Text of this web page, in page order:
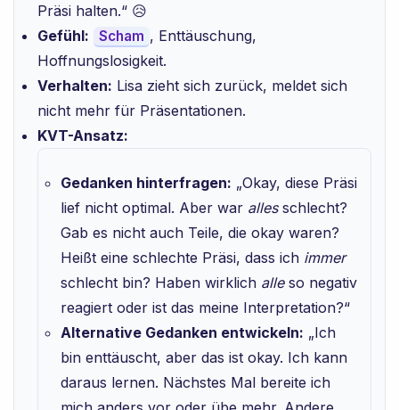
Präsi halten.“ 😥
Gefühl:
Scham , Enttäuschung,
Hoffnungslosigkeit.
Verhalten: Lisa zieht sich zurück, meldet sich
nicht mehr für Präsentationen.
KVT-Ansatz:
Gedanken hinterfragen: „Okay, diese Präsi
lief nicht optimal. Aber war allesschlecht?
Gab es nicht auch Teile, die okay waren?
Heißt eine schlechte Präsi, dass ich immer
schlecht bin? Haben wirklich alleso negativ
reagiert oder ist das meine Interpretation?“
Alternative Gedanken entwickeln: „Ich
bin enttäuscht, aber das ist okay. Ich kann
daraus lernen. Nächstes Mal bereite ich